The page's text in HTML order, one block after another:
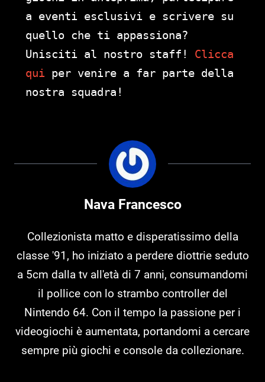
a eventi esclusivi e scrivere su
quello che ti appassiona?
Unisciti al nostro staff! Clicca
qui per venire a far parte della
nostra squadra!
Nava Francesco
Collezionista matto e disperatissimo della
classe '91, ho iniziato a perdere diottrie seduto
a 5cm dalla tv all'età di 7 anni, consumandomi
il pollice con lo strambo controller del
Nintendo 64. Con il tempo la passione per i
videogiochi è aumentata, portandomi a cercare
sempre più giochi e console da collezionare.